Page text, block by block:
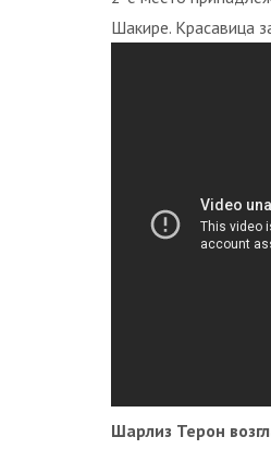
Шакире. Красавица
Шарлиз Терон